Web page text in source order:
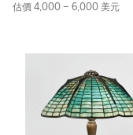
估價 4,000 – 6,000 美元